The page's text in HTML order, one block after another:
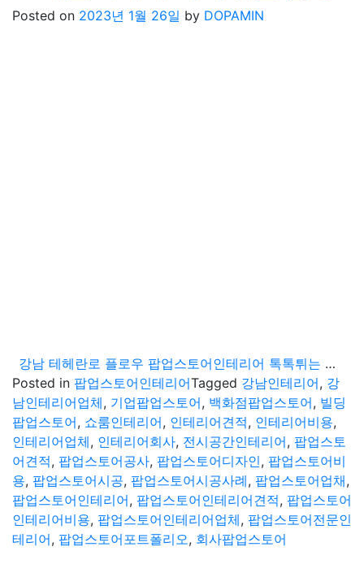
Posted on 2023년 1월 26일 by DOPAMIN
강남 테헤란로 플로우 팝업스토어인테리어 톡톡튀는 감성
Posted in 팝업스토어인테리어Tagged 강남인테리어, 강
남인테리어업체, 기업팝업스토어, 백화점팝업스토어, 빌딩
팝업스토어, 쇼룸인테리어, 인테리어견적, 인테리어비용,
인테리어업체, 인테리어회사, 전시공간인테리어, 팝업스토
어견적, 팝업스토어공사, 팝업스토어디자인, 팝업스토어비
용, 팝업스토어시공, 팝업스토어시공사례, 팝업스토어업채,
팝업스토어인테리어, 팝업스토어인테리어견적, 팝업스토어
인테리어비용, 팝업스토어인테리어업체, 팝업스토어전문인
테리어, 팝업스토어포트폴리오, 회사팝업스토어